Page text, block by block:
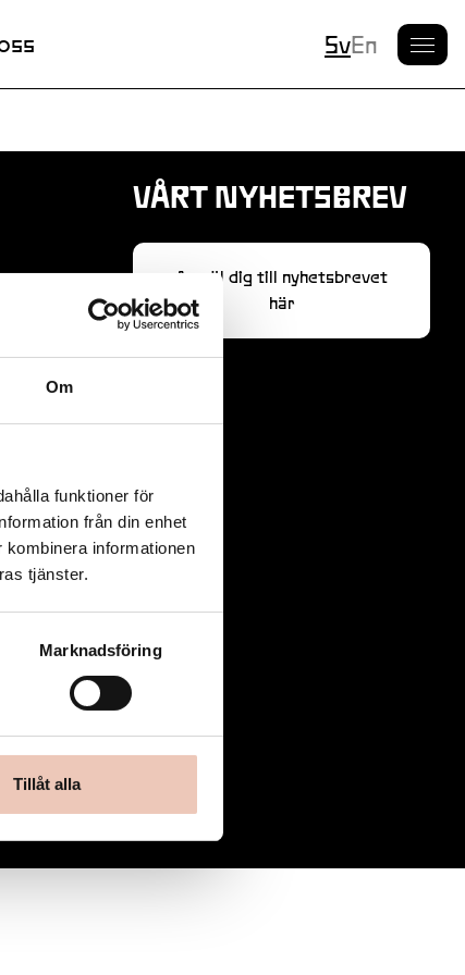
Om
funktioner för
från din enhet
informationen
tjänster.
Marknadsföring
Tillåt alla
Nuvarande
SvEn
VÅRT NYHETSBREV
Anmäl dig till nyhetsbrevet
här